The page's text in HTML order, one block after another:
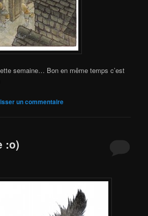
semaine… Bon en même temps c’est
un commentaire
:o)